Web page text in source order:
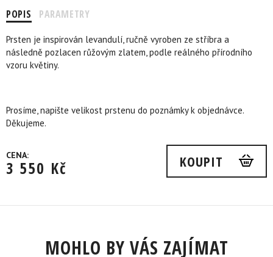
POPIS PARAMETRY
Prsten je inspirován levandulí, ručně vyroben ze stříbra a
následně pozlacen růžovým zlatem, podle reálného přírodního
vzoru květiny.
Prosíme, napište velikost prstenu do poznámky k objednávce.
Děkujeme.
KOUPIT
CENA:
3 550 Kč
MOHLO BY VÁS ZAJÍMAT